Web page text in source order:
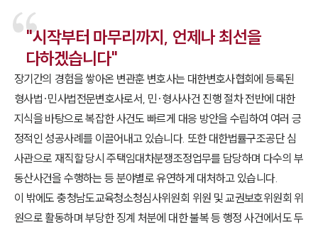
"시작부터 마무리까지, 언제나 최선을
다하겠습니다"
장기간의 경험을 쌓아온 변관훈 변호사는 대한변호사협회에 등록된
형사법·민사법전문변호사로서, 민·형사사건 진행 절차 전반에 대한
지식을 바탕으로 복잡한 사건도 빠르게 대응 방안을 수립하여 여러 긍
정적인 성공사례를 이끌어내고 있습니다. 또한 대한법률구조공단 심
사관으로 재직할 당시 주택임대차분쟁조정업무를 담당하며 다수의 부
동산사건을 수행하는 등 분야별로 유연하게 대처하고 있습니다.
이 밖에도 충청남도교육청소청심사위원회 위원 및 교권보호위원회 위
원으로 활동하며 부당한 징계 처분에 대한 불복 등 행정 사건에서도 두